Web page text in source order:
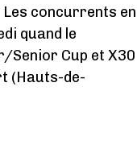
Les concurrents en
quand le
Senior Cup et X30
(Hauts-de-